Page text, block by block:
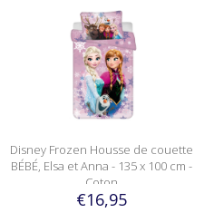
Disney Frozen Housse de couette
BÉBÉ, Elsa et Anna - 135 x 100 cm -
Coton
€16,95